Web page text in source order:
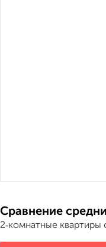
Сравнение
2‑комнатные